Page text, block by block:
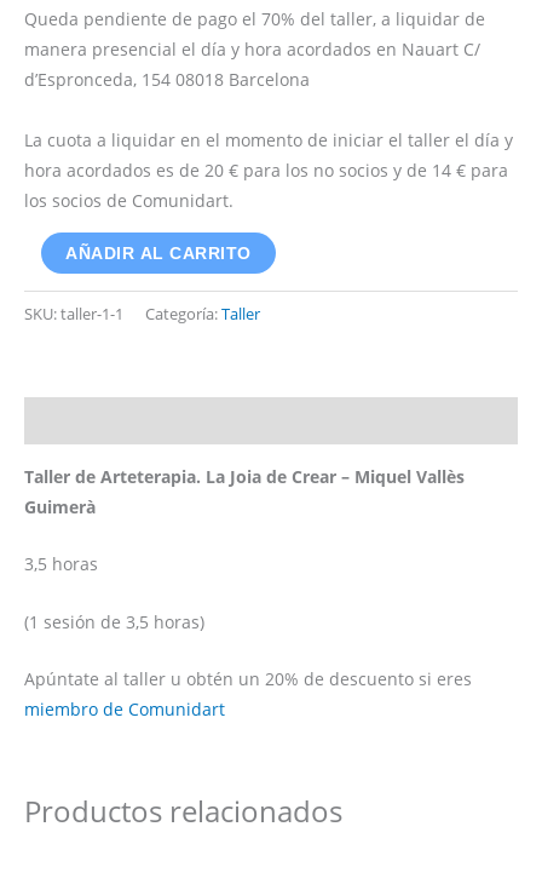
Queda pendiente de pago el 70% del taller, a liquidar de
manera presencial el día y hora acordados en Nauart C/
d’Espronceda, 154 08018 Barcelona
La cuota a liquidar en el momento de iniciar el taller el día y
hora acordados es de 20 € para los no socios y de 14 € para
los socios de Comunidart.
AÑADIR AL CARRITO
SKU:taller-1-1 Categoría:Taller
Taller de Arteterapia. La Joia de Crear – Miquel Vallès
Guimerà
3,5 horas
(1 sesión de 3,5 horas)
Apúntate al taller u obtén un 20% de descuento si eres
miembro de Comunidart
Productos relacionados